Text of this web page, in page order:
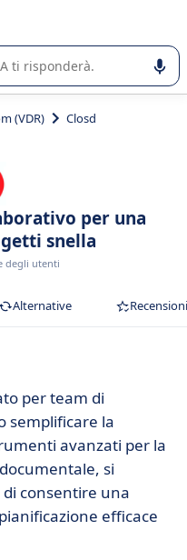
scelta di un
(VDR) Closd
per una
snella
degli utenti
Alternative Recensioni
per team di
semplificare la
avanzati per la
si
consentire una
efficace